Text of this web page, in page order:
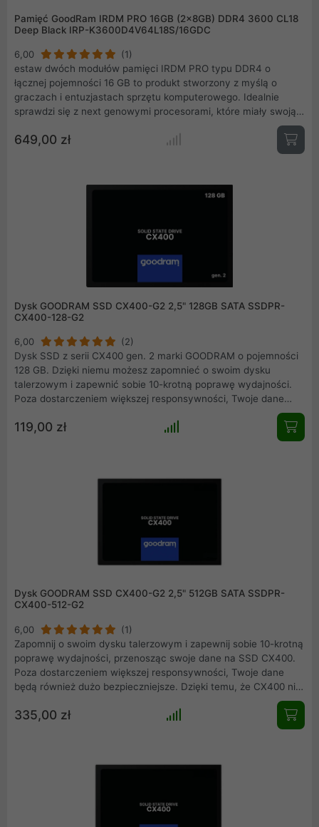
Pamięć GoodRam IRDM PRO 16GB (2x8GB) DDR4 3600 CL18
Deep Black IRP-K3600D4V64L18S/16GDC
6,00
(1)
estaw dwóch modułów pamięci IRDM PRO typu DDR4 o
łącznej pojemności 16 GB to produkt stworzony z myślą o
graczach i entuzjastach sprzętu komputerowego. Idealnie
sprawdzi się z next genowymi procesorami, które miały swoją
premierę pod koniec roku 2020. Moduły zostały wykonane z
wyselekcjonowanych kości pamięci oraz 8-warstwowej płytki
PCB. Całość została zamknięta w stylowe, odprowadzające
się w aktualne obowiązujące trendy.
649,00 zł
Dysk GOODRAM SSD CX400-G2 2,5" 128GB SATA SSDPR-
CX400-128-G2
6,00
(2)
Dysk SSD z serii CX400 gen. 2 marki GOODRAM o pojemności
128 GB. Dzięki niemu możesz zapomnieć o swoim dysku
talerzowym i zapewnić sobie 10-krotną poprawę wydajności.
Poza dostarczeniem większej responsywności, Twoje dane
będą również dużo bezpieczniejsze. Dzięki temu, że CX400
gen.2 nie posiada żadnych ruchomych części jest
zdecydowanie wytrzymalszy na wstrząsy i uderzenia niż dysk
119,00 zł
Dysk GOODRAM SSD CX400-G2 2,5" 512GB SATA SSDPR-
CX400-512-G2
6,00
(1)
Zapomnij o swoim dysku talerzowym i zapewnij sobie 10-krotną
poprawę wydajności, przenosząc swoje dane na SSD CX400.
Poza dostarczeniem większej responsywności, Twoje dane
będą również dużo bezpieczniejsze. Dzięki temu, że CX400 nie
wytrzymalszy na wstrząsy i uderzenia niż dysk twardy.
335,00 zł